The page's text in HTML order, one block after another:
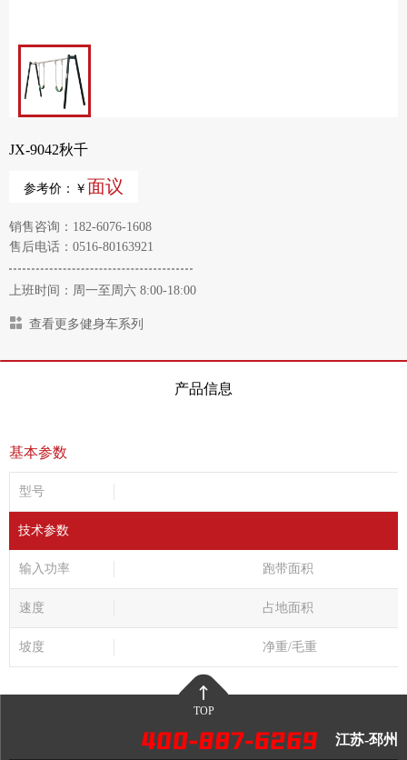
JX-9042秋千
参考价：￥ 面议
销售咨询：182-6076-1608
售后电话：0516-80163921
上班时间：周一至周六 8:00-18:00
查看更多健身车系列
产品信息
基本参数
型号
技术参数
输入功率 跑带面积
速度 占地面积
坡度 净重/毛重
TOP
江苏-邳州